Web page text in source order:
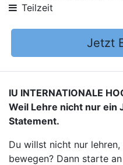
Teilzeit
Jetzt
IU INTERNATIONALE
Weil Lehre nicht nur ein
Statement.
Du willst nicht nur
bewegen? Dann starte